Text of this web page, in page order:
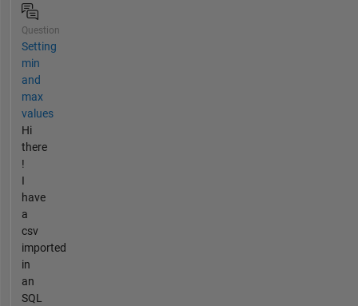
Question
Setting
min
and
max
values
Hi
there
!
I
have
a
csv
imported
in
an
SQL